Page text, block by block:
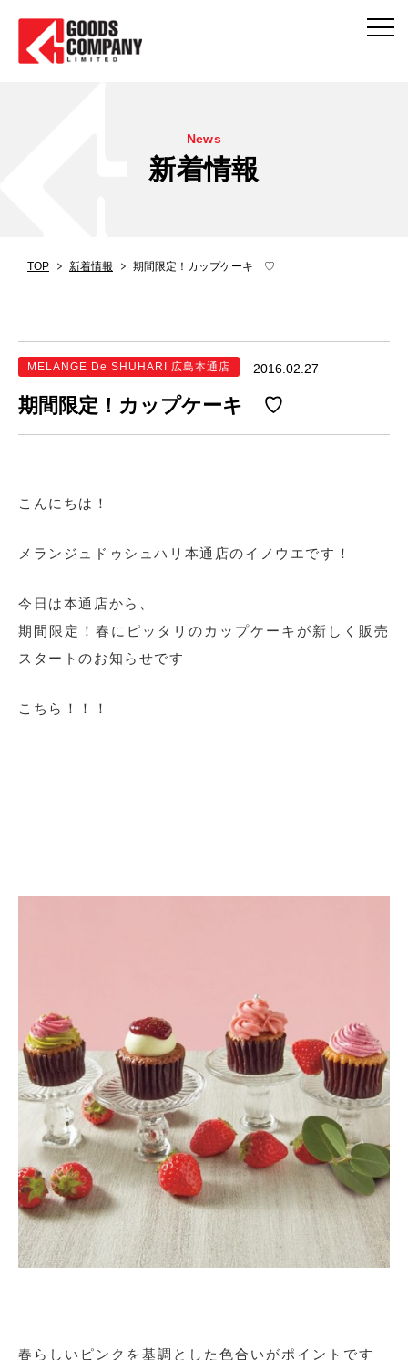
News
新着情報
TOP 新着情報 期間限定！カップケーキ ♡
MELANGE De SHUHARI 広島本通店 2016.02.27
期間限定！カップケーキ ♡
こんにちは！
メランジュドゥシュハリ本通店のイノウエです！
今日は本通店から、
期間限定！春にピッタリのカップケーキが新しく販売
スタートのお知らせです
こちら！！！
春らしいピンクを基調とした色合いがポイントです